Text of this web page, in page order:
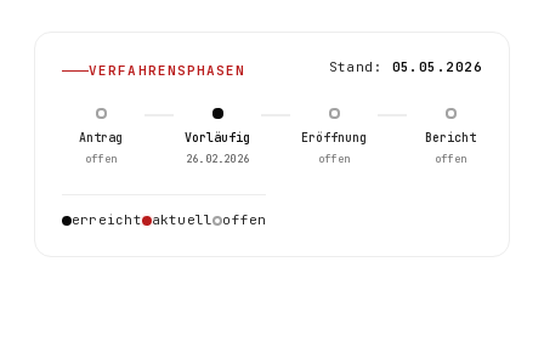
VERFAHRENSPHASEN Stand: 05.05.2026
Antrag
offen
Vorläufig
26.02.2026
Eröffnung
offen
Bericht
offen
erreicht aktuell offen